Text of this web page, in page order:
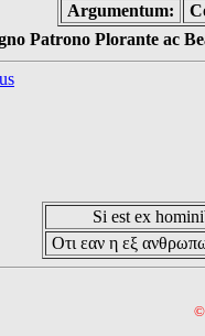
Argumentum:
Patrono Plorante ac
Si est ex
Οτι εαν η εξ
©